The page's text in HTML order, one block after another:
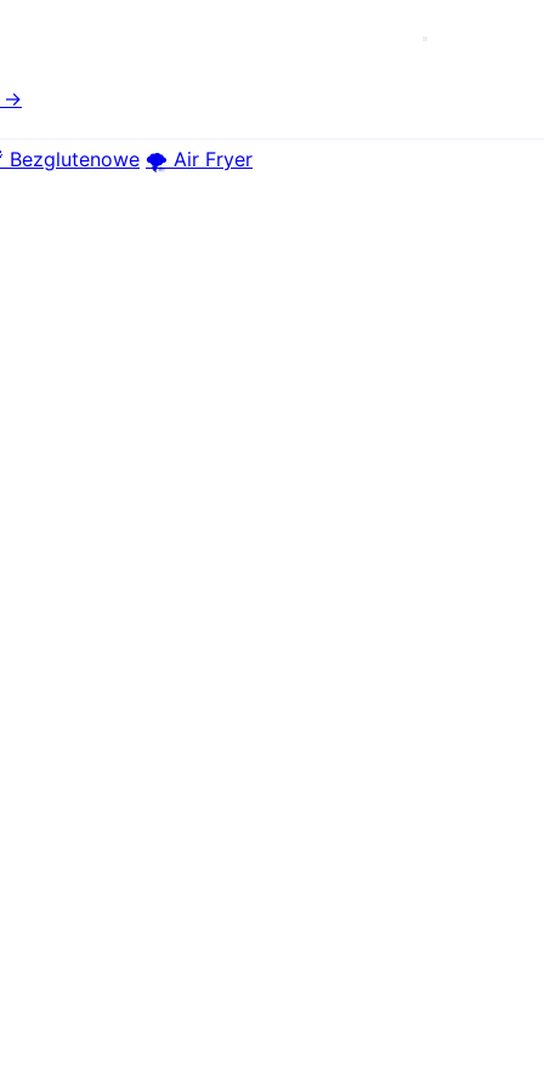
→
Bezglutenowe 🌪️ Air Fryer